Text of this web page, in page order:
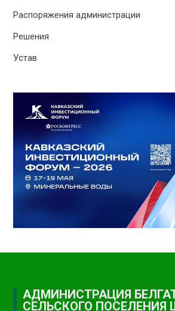
Распоряжения администрации
Решения
Устав
АДМИНИСТРАЦИЯ
СЕЛЬСКОГО ПОСЕЛЕНИЯ